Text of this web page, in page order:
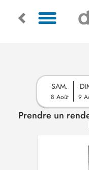
SAM.
8 Août 9
Prendre un